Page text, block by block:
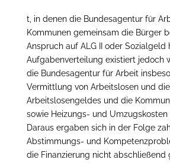
t, in denen die Bundesagentur für
Kommunen gemeinsam die Bürger
Anspruch auf ALG II oder Sozialgeld
Aufgabenverteilung existiert jedoch
die Bundesagentur für Arbeit
Vermittlung von Arbeitslosen und
Arbeitslosengeldes und die
sowie Heizungs- und Umzugskosten
Daraus ergaben sich in der Folge
Abstimmungs- und
die Finanzierung nicht abschließend